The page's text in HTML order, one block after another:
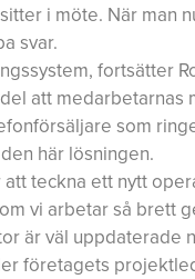
i möte. När man
svar.
fortsätter
att
som
här lösningen.
teckna ett nytt
vi arbetar så brett
är väl
företagets